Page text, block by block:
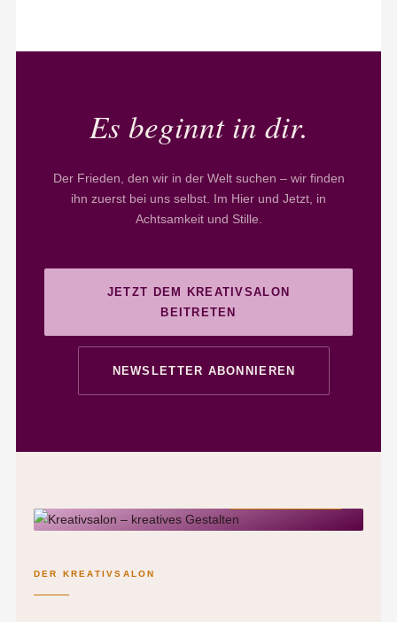
Es beginnt in dir.
Der Frieden, den wir in der Welt suchen – wir finden
ihn zuerst bei uns selbst. Im Hier und Jetzt, in
Achtsamkeit und Stille.
JETZT DEM KREATIVSALON
BEITRETEN
NEWSLETTER ABONNIEREN
DER KREATIVSALON